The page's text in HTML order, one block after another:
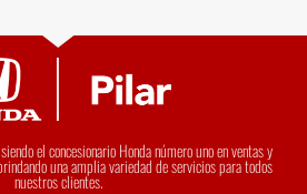
el concesionario Honda número uno en ventas y
una amplia variedad de servicios para todos
nuestros clientes.